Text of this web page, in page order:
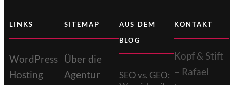
LINKS
WordPress
Hosting
SITEMAP
Über die
Agentur
AUS DEM
BLOG
SEO vs. GEO:
KONTAKT
Kopf & Stift
– Rafael